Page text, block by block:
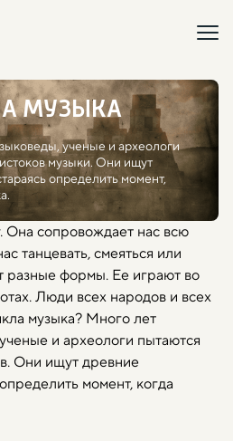
МУЗЫКА
ученые и археологи
музыки. Они ищут
определить момент,
Она сопровождает нас всю
танцевать, смеяться или
разные формы. Ее играют во
Люди всех народов и всех
музыка? Много лет
и археологи пытаются
Они ищут древние
момент, когда